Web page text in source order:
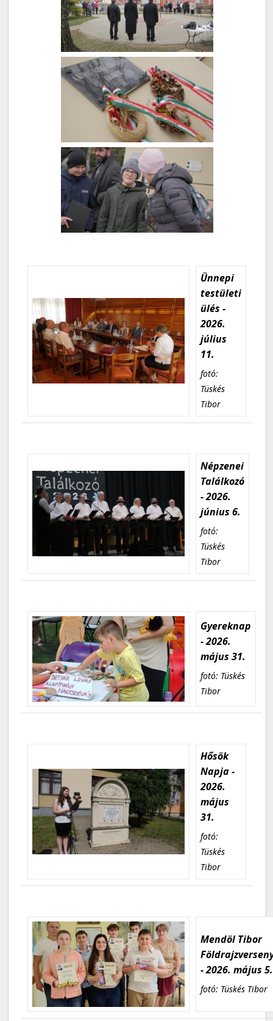
Ünnepi
testületi
ülés -
2026.
július
11.
fotó:
Tüskés
Tibor
Népzenei
Találkozó
- 2026.
június 6.
fotó:
Tüskés
Tibor
Gyereknap
- 2026.
május 31.
fotó: Tüskés
Tibor
Hősök
Napja -
2026.
május
31.
fotó:
Tüskés
Tibor
Mendöl Tibor
- 2026. május 5.
fotó: Tüskés Tibor